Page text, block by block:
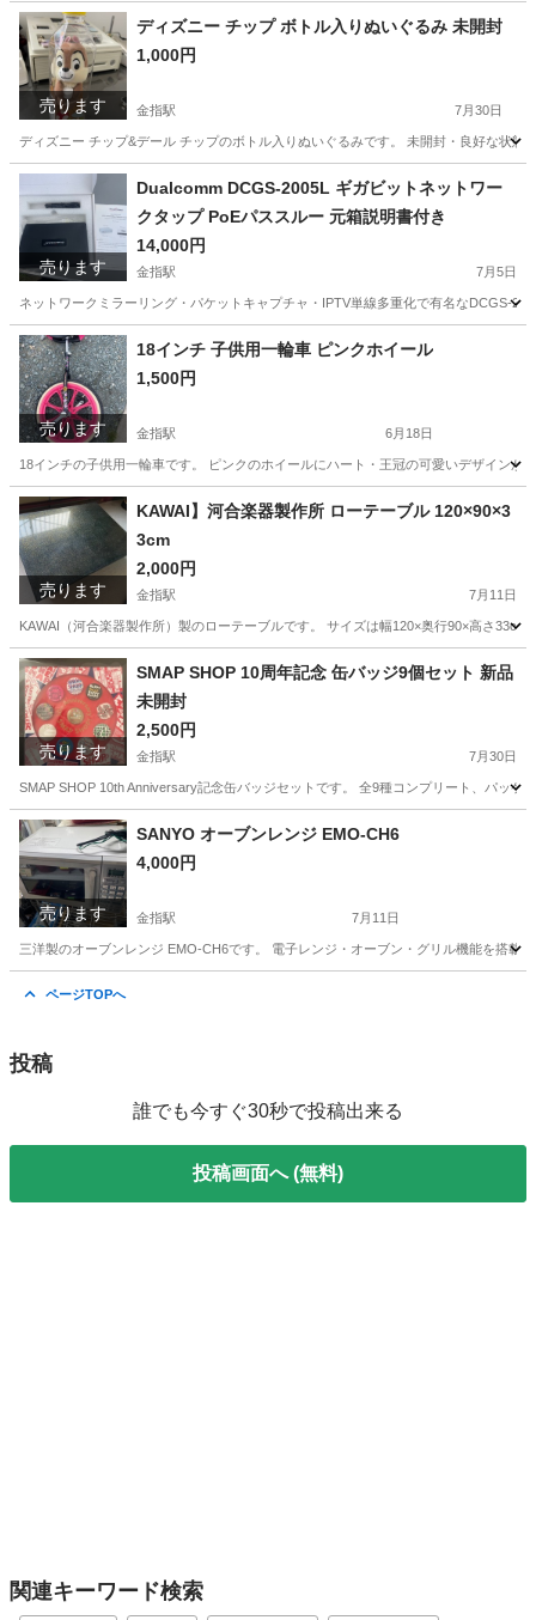
静岡 浜松市 金指駅 その他
売ります
ディズニー チップ ボトル入りぬいぐるみ 未開封
1,000円
金指駅 7月30日
ディズニー チップ&デール チップのボトル入りぬいぐるみです。 未開封・良好な状
静岡 浜松市
売ります
Dualcomm DCGS-2005L ギガビットネットワー
クタップ PoEパススルー 元箱説明書付き
14,000円
金指駅 7月5日
ネットワークミラーリング・パケットキャプチャ・IPTV単線多重化で有名なDCGS-
静岡 浜松市 金指駅 その他
売ります
18インチ 子供用一輪車 ピンクホイール
1,500円
金指駅 6月18日
18インチの子供用一輪車です。 ピンクのホイールにハート・王冠の可愛いデザイン
静岡 浜松市 一輪車
売ります
KAWAI】河合楽器製作所 ローテーブル 120×90×3
3cm
2,000円
金指駅 7月11日
KAWAI（河合楽器製作所）製のローテーブルです。 サイズは幅120×奥行90×高さ
静岡 浜松市 テーブル KAWAI
売ります
SMAP SHOP 10周年記念 缶バッジ9個セット 新品
未開封
2,500円
金指駅 7月30日
SMAP SHOP 10th Anniversary記念缶バッジセットです。 全9種コンプリート、パッ
静岡 浜松市 その他 缶バッジ
売ります
SANYO オーブンレンジ EMO‑CH6
4,000円
金指駅 7月11日
三洋製のオーブンレンジ EMO‑CH6です。 電子レンジ・オーブン・グリル機能を搭
ページTOPへ
投稿
誰でも今すぐ30秒で投稿出来る
投稿画面へ (無料)
関連キーワード検索